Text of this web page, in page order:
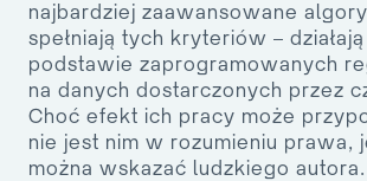
najbardziej zaawansowane
spełniają tych kryteriów –
podstawie zaprogramowanych
na danych dostarczonych przez
Choć efekt ich pracy może
nie jest nim w rozumieniu prawa,
można wskazać ludzkiego autora.